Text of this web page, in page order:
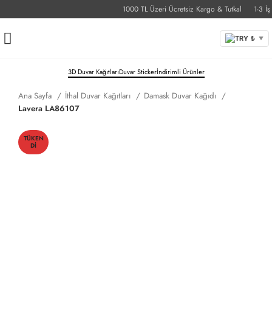
1000 TL Üzeri Ücretsiz Kargo & Tutkal 1-3 İş
TRY ₺ ▼
3D Duvar KağıtlarıDuvar Stickerİndirimli Ürünler
Ana Sayfa İthal Duvar Kağıtları
Damask Duvar Kağıdı
Lavera LA86107
TÜKEN
DI